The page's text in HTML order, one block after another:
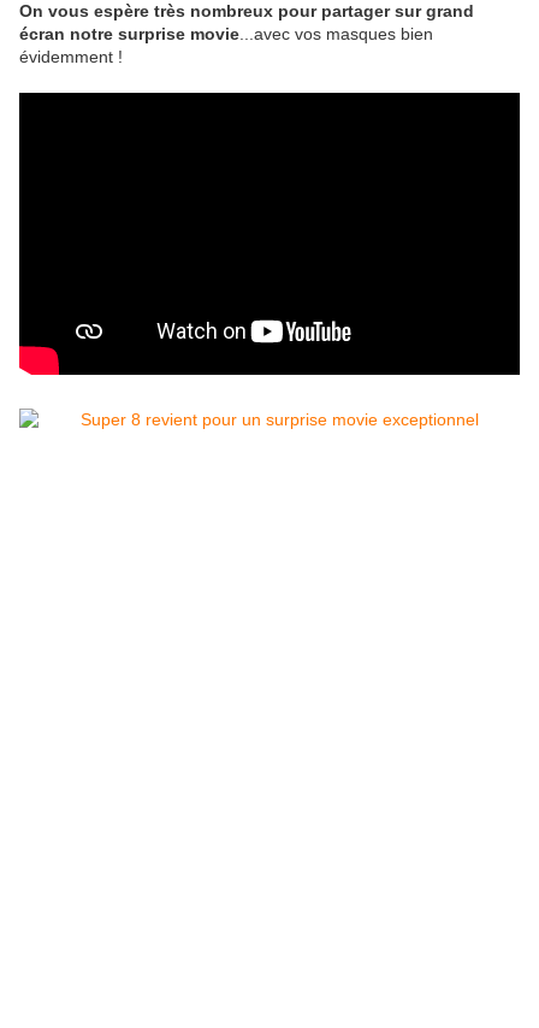
On vous espère très nombreux pour partager sur grand
écran notre surprise movie ...avec vos masques bien
évidemment !